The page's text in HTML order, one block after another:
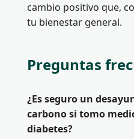
cambio positivo que,
tu bienestar general.
Preguntas
¿Es seguro un
carbono si tomo
diabetes?